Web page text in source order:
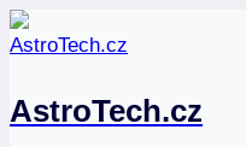
Přeskočit
na
AstroTech.cz